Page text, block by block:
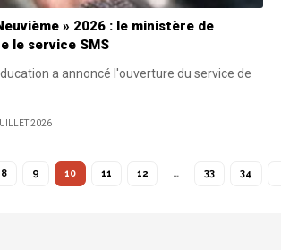
» 2026 : le ministère de
le service SMS
a annoncé l'ouverture du service de
2026
8 9 10 11 12 … 33 34